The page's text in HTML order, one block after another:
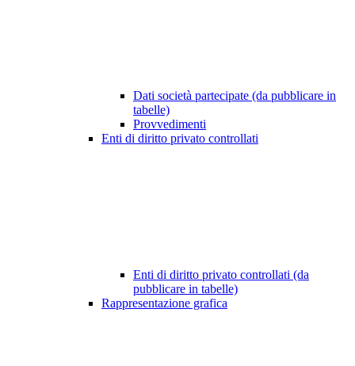
Dati società partecipate (da pubblicare in
tabelle)
Provvedimenti
Enti di diritto privato controllati
Enti di diritto privato controllati (da
pubblicare in tabelle)
Rappresentazione grafica